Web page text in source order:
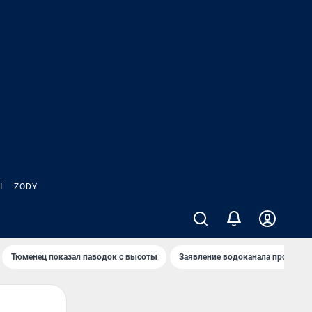
ZODY
Тюменец показал паводок с высоты Заявление водоканала про